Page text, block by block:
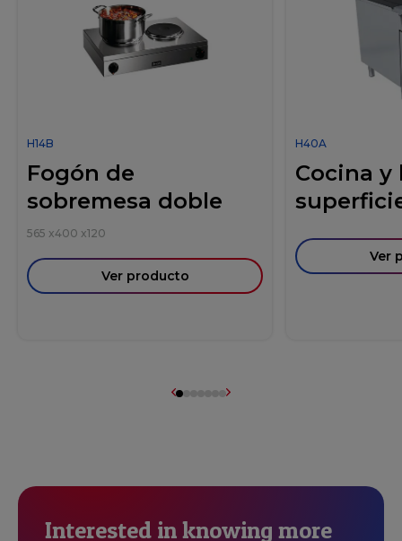
H14B
Fogón de
sobremesa doble
565 x400 x120
Ver producto
H40A
Cocina y
Ver
Interested in knowing more